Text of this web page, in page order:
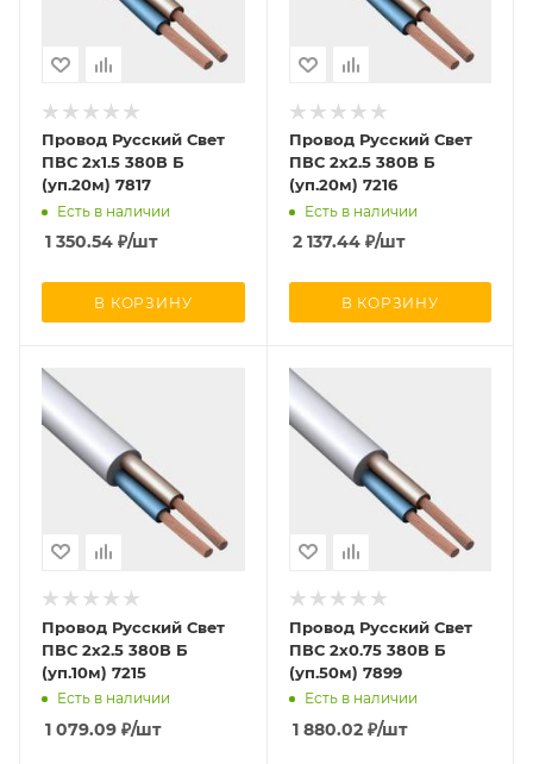
Провод Русский Свет
ПВС 2х1.5 380В Б
(уп.20м) 7817
Есть в наличии
1 350.54 ₽/шт
В КОРЗИНУ
Провод Русский Свет
ПВС 2х2.5 380В Б
(уп.20м) 7216
Есть в наличии
2 137.44₽/шт
В КОРЗИНУ
Провод Русский Свет
ПВС 2х2.5 380В Б
(уп.10м) 7215
Есть в наличии
1 079.09 ₽/шт
Провод Русский Свет
ПВС 2х0.75 380В Б
(уп.50м) 7899
Есть в наличии
1 880.02₽/шт